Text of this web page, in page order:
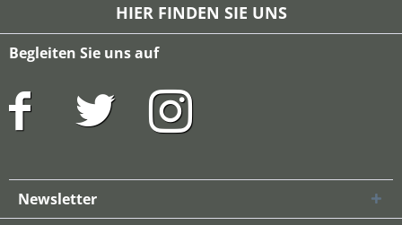
HIER FINDEN SIE UNS
Begleiten Sie uns auf
Newsletter